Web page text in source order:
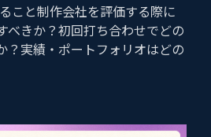
こと制作会社を評価する際に
べきか？初回打ち合わせでどの
？実績・ポートフォリオはどの